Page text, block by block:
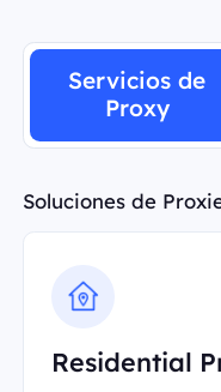
Servicios de
Proxy
Soluciones de
Residential